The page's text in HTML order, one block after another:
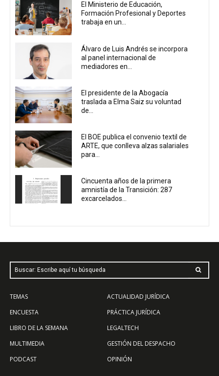
El Ministerio de Educación,
Formación Profesional y Deportes
trabaja en un...
Álvaro de Luis Andrés se incorpora
al panel internacional de
mediadores en...
El presidente de la Abogacía
traslada a Elma Saiz su voluntad
de...
El BOE publica el convenio textil de
ARTE, que conlleva alzas salariales
para...
Cincuenta años de la primera
amnistía de la Transición: 287
excarcelados...
Buscar: Escribe aquí tu búsqueda
TEMAS
ENCUESTA
LIBRO DE LA SEMANA
MULTIMEDIA
PODCAST
ACTUALIDAD JURÍDICA
PRÁCTICA JURÍDICA
LEGALTECH
GESTIÓN DEL DESPACHO
OPINIÓN